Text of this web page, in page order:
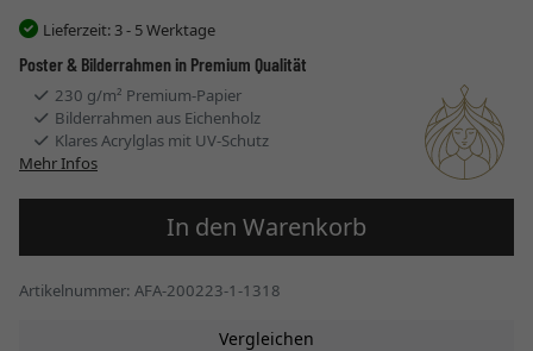
Lieferzeit: 3 - 5 Werktage
Poster & Bilderrahmen in Premium Qualität
230 g/m² Premium-Papier
Bilderrahmen aus Eichenholz
Klares Acrylglas mit UV-Schutz
Mehr Infos
In den Warenkorb
Artikelnummer: AFA-200223-1-1318
Vergleichen